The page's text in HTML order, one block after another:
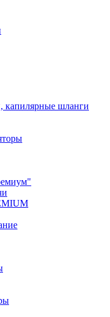
капилярные шланги